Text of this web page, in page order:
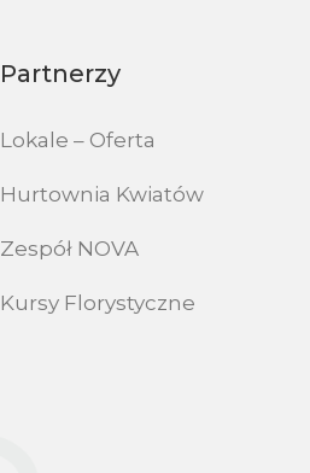
Partnerzy
Lokale – Oferta
Hurtownia Kwiatów
Zespół NOVA
Kursy Florystyczne